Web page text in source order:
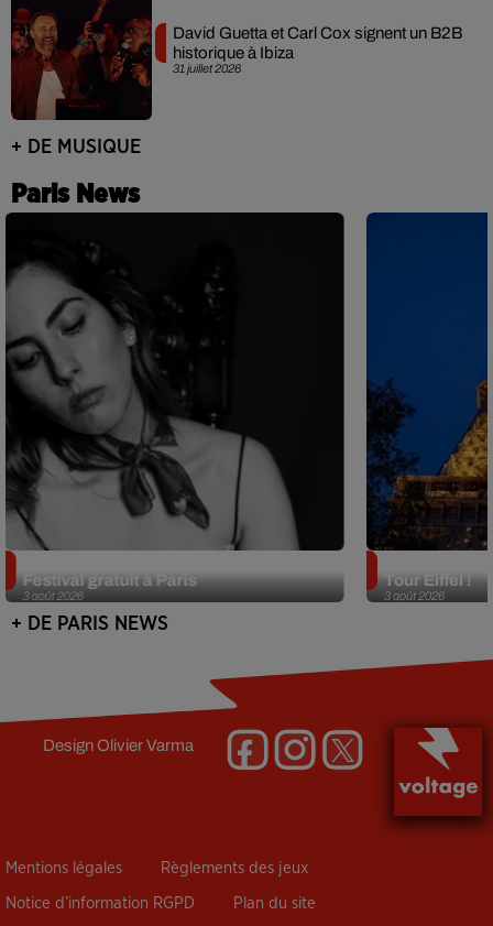
31 juillet 2026
David Guetta et Carl Cox signent un B2B
historique à Ibiza
+ DE MUSIQUE
Paris News
3 août 2026
Festival gratuit à Paris
3 août 2026
Tour Eiffel !
+ DE PARIS NEWS
DesignOlivier Varma
Mentions légales Règlements des jeux
Notice d’information RGPD Plan du site